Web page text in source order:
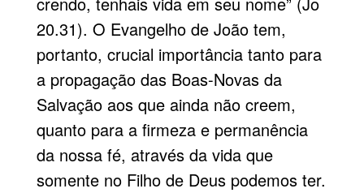
20.31). O Evangelho de João tem,
portanto, crucial importância tanto para
a propagação das Boas-Novas da
Salvação aos que ainda não creem,
quanto para a firmeza e permanência
da nossa fé, através da vida que
somente no Filho de Deus podemos ter.